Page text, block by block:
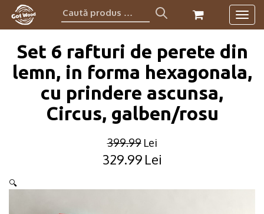
Caută
produs:
Set 6 rafturi de perete din
lemn, in forma hexagonala,
cu prindere ascunsa,
Circus, galben/rosu
399.99 Lei
Original
was:
329.99 Lei
Current
is:
🔍